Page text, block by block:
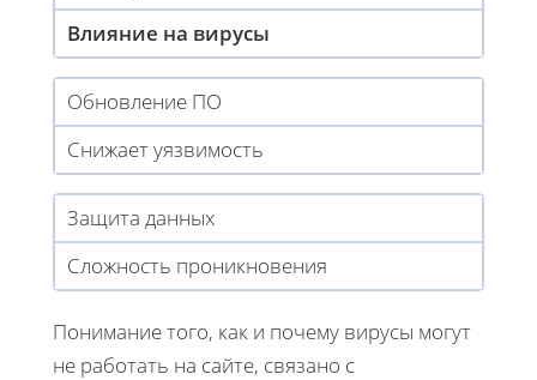
Влияние на вирусы
Обновление ПО
Снижает уязвимость
Защита данных
Сложность проникновения
Понимание того, как и почему вирусы могут
не работать на сайте, связано с